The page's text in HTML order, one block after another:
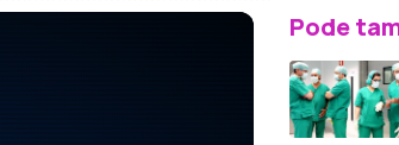
Pode